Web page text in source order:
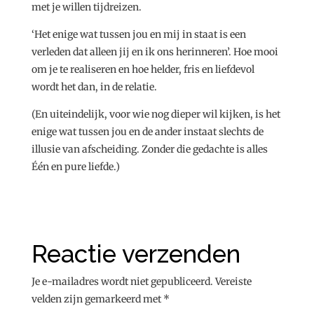
met je willen tijdreizen.
‘Het enige wat tussen jou en mij in staat is een
verleden dat alleen jij en ik ons herinneren’. Hoe mooi
om je te realiseren en hoe helder, fris en liefdevol
wordt het dan, in de relatie.
(En uiteindelijk, voor wie nog dieper wil kijken, is het
enige wat tussen jou en de ander instaat slechts de
illusie van afscheiding. Zonder die gedachte is alles
Één en pure liefde.)
Reactie verzenden
Je e-mailadres wordt niet gepubliceerd. Vereiste
velden zijn gemarkeerd met *